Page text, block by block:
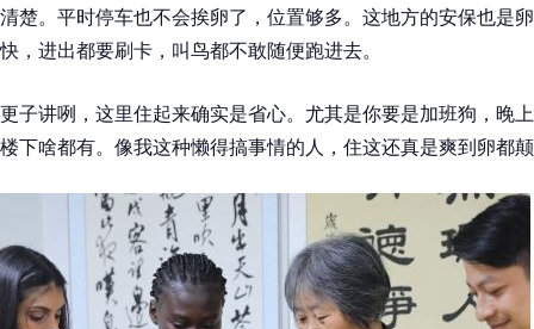
清楚。平时停车也不会挨卵了，位置够多。这地方的安保也是
快，进出都要刷卡，叫鸟都不敢随便跑进去。
更子讲咧，这里住起来确实是省心。尤其是你要是加班狗，晚
楼下啥都有。像我这种懒得搞事情的人，住这还真是爽到卵都